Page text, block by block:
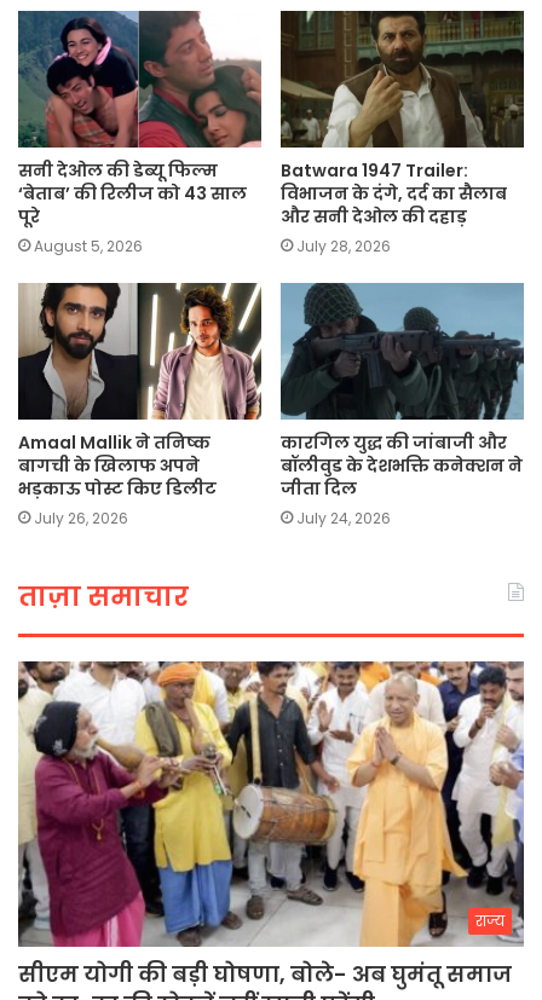
सनी देओल की डेब्यू फिल्म
‘बेताब’ की रिलीज को 43 साल
पूरे
August 5, 2026
Batwara 1947 Trailer:
विभाजन के दंगे, दर्द का सैलाब
और सनी देओल की दहाड़
July 28, 2026
Amaal Mallik ने तनिष्क
बागची के खिलाफ अपने
भड़काऊ पोस्ट किए डिलीट
July 26, 2026
कारगिल युद्ध की जांबाजी और
बॉलीवुड के देशभक्ति कनेक्शन ने
जीता दिल
July 24, 2026
ताज़ा समाचार
राज्य
सीएम योगी की बड़ी घोषणा, बोले- अब घुमंतू समाज